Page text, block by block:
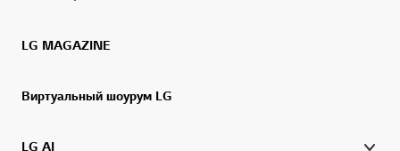
LG MAGAZINE
Виртуальный шоурум LG
LG AI